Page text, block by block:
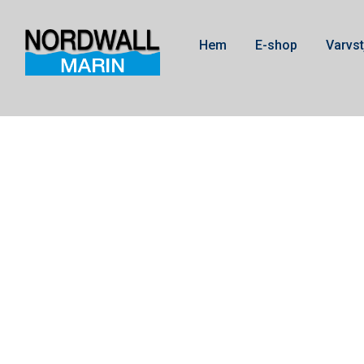
Hem E-shop